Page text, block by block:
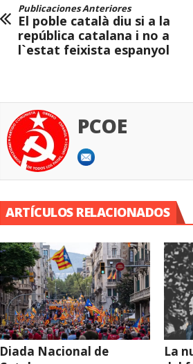
Publicaciones Anteriores
El poble català diu si a la
república catalana i no a
l`estat feixista espanyol
PCOE
ARTÍCULOS RELACIONADOS
Diada Nacional de
La